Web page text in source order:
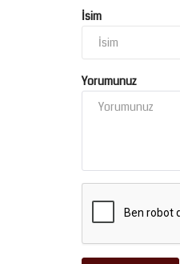
İsim
Yorumunuz